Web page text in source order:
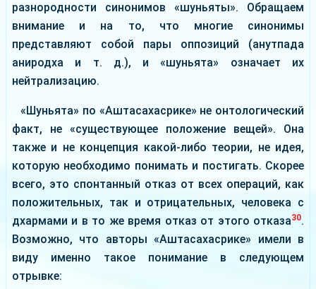
разнородности синонимов «шуньяты». Обращаем
внимание и на то, что многие синонимы
представляют собой пары оппозиций (анутпада
аниродха и т. д.), и «шуньята» означает их
нейтрализацию.
«Шуньята» по «Аштасахасрике» не онтологический
факт, не «существующее положение вещей». Она
также и не концепция какой-либо теории, не идея,
которую необходимо понимать и постигать. Скорее
всего, это спонтанный отказ от всех операций, как
положительных, так и отрицательных, человека с
дхармами и в то же время отказ от этого отказа30.
Возможно, что авторы «Аштасахасрике» имели в
виду именно такое понимание в следующем
отрывке: